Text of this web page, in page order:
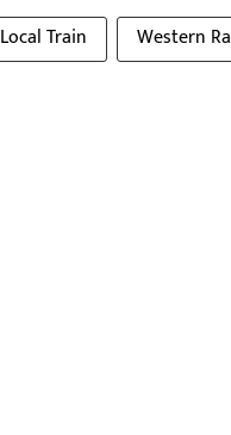
Local Train Western